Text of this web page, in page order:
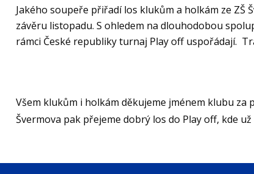
Jakého soupeře přiřadí los klukům a holkám ze ZŠ
závěru listopadu. S ohledem na dlouhodobou
rámci České republiky turnaj Play off uspořádají.
Všem klukům i holkám děkujeme jménem klubu
Švermova pak přejeme dobrý los do Play off, kde